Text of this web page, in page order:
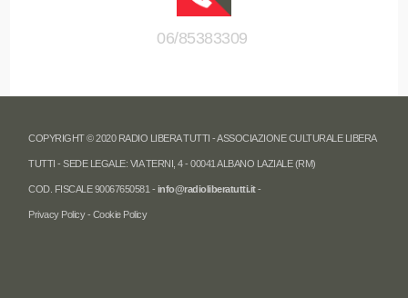
06/85383309
COPYRIGHT © 2020 RADIO LIBERA TUTTI - ASSOCIAZIONE CULTURALE LIBERA
TUTTI - SEDE LEGALE: VIA TERNI, 4 - 00041 ALBANO LAZIALE (RM)
COD. FISCALE 90067650581 - info@radioliberatutti.it-
Privacy Policy- Cookie Policy